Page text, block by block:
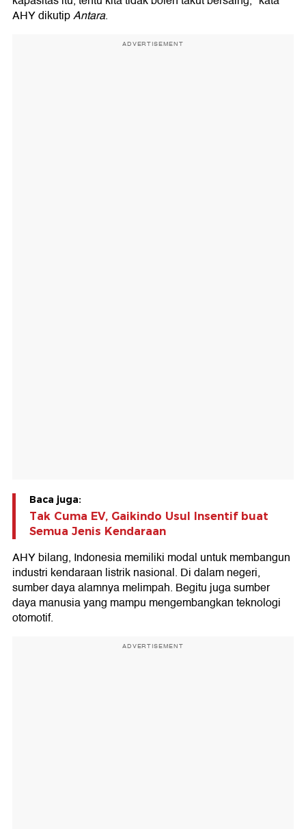
AHY dikutipAntara.
ADVERTISEMENT
Baca juga:
Tak Cuma EV, Gaikindo Usul Insentif buat
Semua Jenis Kendaraan
AHY bilang, Indonesia memiliki modal untuk membangun
industri kendaraan listrik nasional. Di dalam negeri,
sumber daya alamnya melimpah. Begitu juga sumber
daya manusia yang mampu mengembangkan teknologi
otomotif.
ADVERTISEMENT